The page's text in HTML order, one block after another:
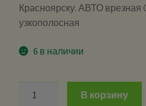
Красноярску. АВТО врезная
узкополосная
6 в наличии
В корзину